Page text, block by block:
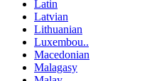
Latin
Latvian
Lithuanian
Luxembou..
Macedonian
Malagasy